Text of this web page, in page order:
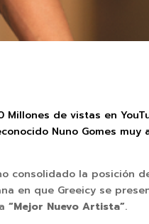
Millones de vistas en
Nuno Gomes muy
consolidado la posición
en que Greeicy se
“Mejor Nuevo Artista”.